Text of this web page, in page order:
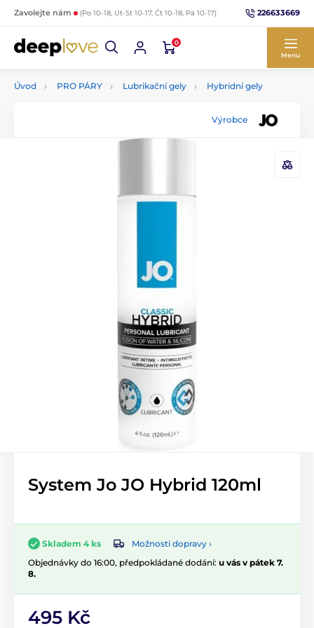
Zavolejte nám (Po 10-18, Út-St 10-17, Čt 10-18, Pá 10-17) 226633669
0
Menu
Úvod PRO PÁRY Lubrikační gely Hybridní gely
Výrobce
System Jo JO Hybrid 120ml
Skladem 4 ks
Možnosti dopravy ›
Objednávky do 16:00, předpokládané dodání: u vás v pátek 7.
8.
495 Kč